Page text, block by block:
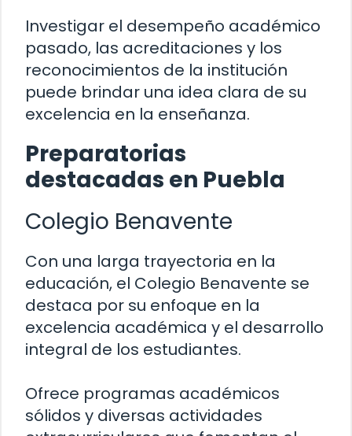
Investigar el desempeño académico
pasado, las acreditaciones y los
reconocimientos de la institución
puede brindar una idea clara de su
excelencia en la enseñanza.
Preparatorias
destacadas en Puebla
Colegio Benavente
Con una larga trayectoria en la
educación, el Colegio Benavente se
destaca por su enfoque en la
excelencia académica y el desarrollo
integral de los estudiantes.
Ofrece programas académicos
sólidos y diversas actividades